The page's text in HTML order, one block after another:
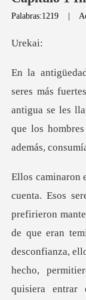
Palabras:1219 |
ek
antigua se les
que los ho
de que eran
desconfianza,
hec